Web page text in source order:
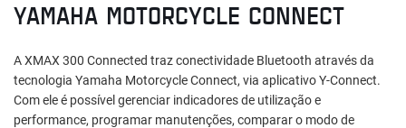
YAMAHA MOTORCYCLE CONNECT
A XMAX 300 Connected traz conectividade Bluetooth através da
tecnologia Yamaha Motorcycle Connect, via aplicativo Y-Connect.
Com ele é possível gerenciar indicadores de utilização e
performance, programar manutenções, comparar o modo de